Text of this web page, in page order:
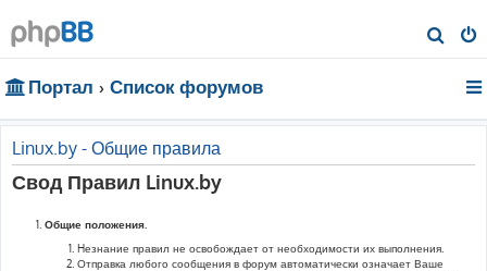
о
Портал Список форумов
Linux.by - Общие правила
Свод Правил Linux.by
Общие положения.
Hезнание правил не освобождает от необходимости их выполнения.
Отправка любого сообщения в форум автоматически означает Ваше